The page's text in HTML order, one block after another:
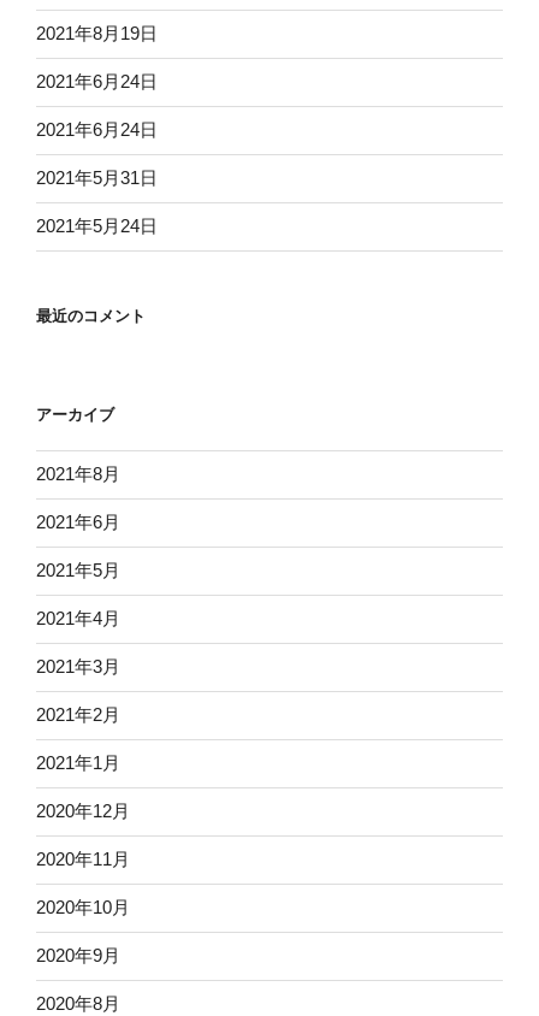
2021年8月19日
2021年6月24日
2021年6月24日
2021年5月31日
2021年5月24日
最近のコメント
アーカイブ
2021年8月
2021年6月
2021年5月
2021年4月
2021年3月
2021年2月
2021年1月
2020年12月
2020年11月
2020年10月
2020年9月
2020年8月